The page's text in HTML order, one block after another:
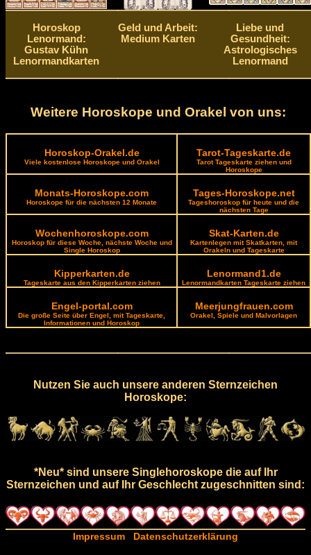
Horoskop
Lenormand:
Gustav Kühn
Lenormandkarten
Geld und Arbeit:
Medium Karten
Liebe und
Gesundheit:
Astrologisches
Lenormand
Weitere Horoskope und Orakel von uns:
Horoskop-Orakel.de
Viele kostenlose Horoskope und Orakel
Tarot-Tageskarte.de
Tarot Tageskarte ziehen und
Horoskope
Monats-Horoskope.com
Horoskope für die nächsten 12 Monate
Tages-Horoskope.net
Tageshoroskop für heute und die
nächsten Tage
Wochenhoroskope.com
Horoskop für diese Woche, nächste Woche und
Single Horoskop
Skat-Karten.de
Kartenlegen mit Skatkarten, mit
Orakeln und Tageskarte
Kipperkarten.de
Tageskarte aus den Kipperkarten ziehen
Lenormand1.de
Lenormandkarten Tageskarte ziehen
Engel-portal.com
Die große Seite über Engel, mit Tageskarte,
Informationen und Horoskop
Meerjungfrauen.com
Orakel, Spiele und Malvorlagen
Nutzen Sie auch unsere anderen Sternzeichen
Horoskope:
*Neu* sind unsere Singlehoroskope die auf Ihr
Sternzeichen und auf Ihr Geschlecht zugeschnitten sind:
Impressum Datenschutzerklärung